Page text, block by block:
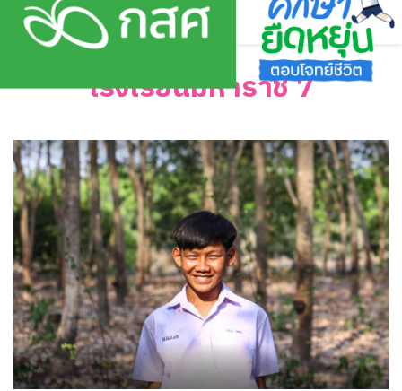
Skip
โรงเรียนมหาราช 7